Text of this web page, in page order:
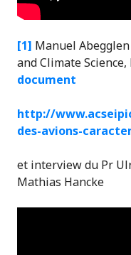
[1] Manuel
and Climate
document
http://
des-avions-
et interview du Pr
Mathias Hancke